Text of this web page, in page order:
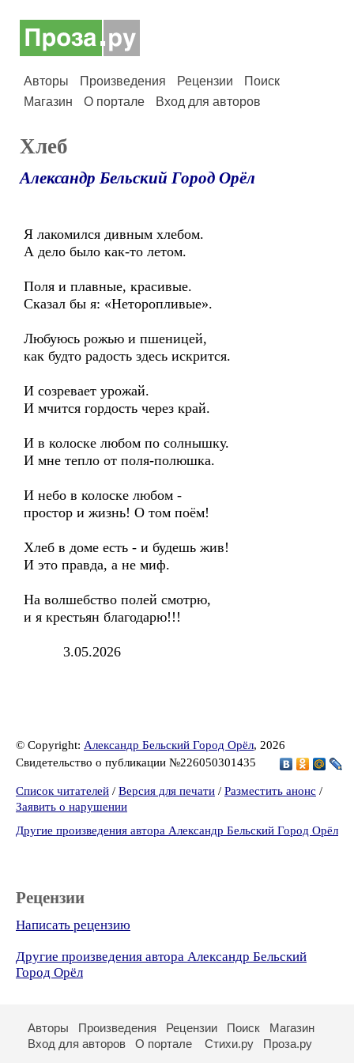
Авторы Произведения Рецензии
Поиск
Магазин
О портале Вход для авторов
Хлеб
Александр Бельский Город Орёл
Я лакомился дивным хлебом.
А дело было как-то летом.
Поля и плавные, красивые.
Сказал бы я: «Неторопливые».
Любуюсь рожью и пшеницей,
как будто радость здесь искрится.
И созревает урожай.
И мчится гордость через край.
И в колоске любом по солнышку.
И мне тепло от поля-полюшка.
И небо в колоске любом -
простор и жизнь! О том поём!
Хлеб в доме есть - и будешь жив!
И это правда, а не миф.
На волшебство полей смотрю,
и я крестьян благодарю!!!
3.05.2026
© Copyright: Александр Бельский Город Орёл, 2026
Свидетельство о публикации №226050301435
Список читателей / Версия для печати / Разместить анонс /
Заявить о нарушении
Другие произведения автора Александр Бельский Город Орёл
Рецензии
Написать рецензию
Другие произведения автора Александр Бельский
Город Орёл
Авторы Произведения Рецензии Поиск
Магазин
Вход для авторов
О портале Стихи.ру Проза.ру